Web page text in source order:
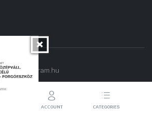
ACCOUNT CATEGORIES